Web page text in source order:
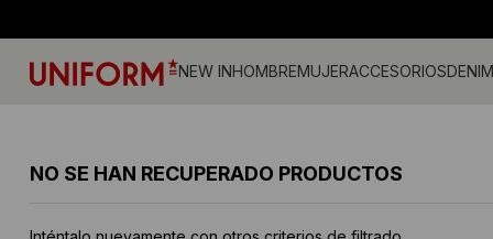
NEW INHOMBRE
Calzado
Musculosas
MUJER
Remeras
Camperas
ACCESORIOS
Gorras
Cintos
DENIM
NO SE HAN RECUPERADO PRODUCTOS